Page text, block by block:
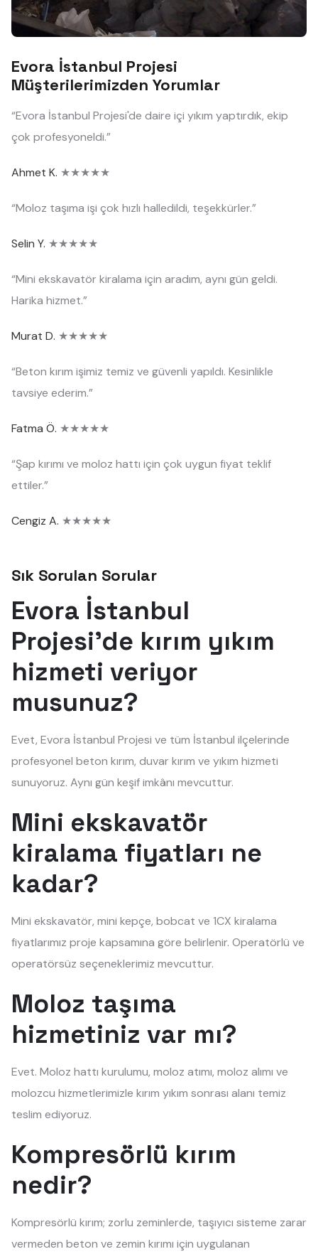
Evora İstanbul Projesi
Müşterilerimizden Yorumlar
“Evora İstanbul Projesi'de daire içi yıkım yaptırdık, ekip
çok profesyoneldi.”
Ahmet K. ★★★★★
“Moloz taşıma işi çok hızlı halledildi, teşekkürler.”
Selin Y. ★★★★★
“Mini ekskavatör kiralama için aradım, aynı gün geldi.
Harika hizmet.”
Murat D. ★★★★★
“Beton kırım işimiz temiz ve güvenli yapıldı. Kesinlikle
tavsiye ederim.”
Fatma Ö. ★★★★★
“Şap kırımı ve moloz hattı için çok uygun fiyat teklif
ettiler.”
Cengiz A. ★★★★★
Sık Sorulan Sorular
Evora İstanbul
Projesi'de kırım yıkım
hizmeti veriyor
musunuz?
Evet, Evora İstanbul Projesi ve tüm İstanbul ilçelerinde
profesyonel beton kırım, duvar kırım ve yıkım hizmeti
sunuyoruz. Aynı gün keşif imkânı mevcuttur.
Mini ekskavatör
kiralama fiyatları ne
kadar?
Mini ekskavatör, mini kepçe, bobcat ve 1CX kiralama
fiyatlarımız proje kapsamına göre belirlenir. Operatörlü ve
operatörsüz seçeneklerimiz mevcuttur.
Moloz taşıma
hizmetiniz var mı?
Evet. Moloz hattı kurulumu, moloz atımı, moloz alımı ve
molozcu hizmetlerimizle kırım yıkım sonrası alanı temiz
teslim ediyoruz.
Kompresörlü kırım
nedir?
Kompresörlü kırım; zorlu zeminlerde, taşıyıcı sisteme zarar
vermeden beton ve zemin kırımı için uygulanan